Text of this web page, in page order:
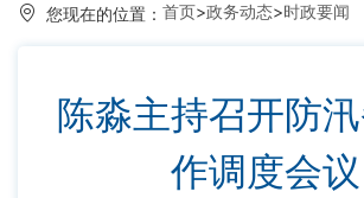
您现在的位置： 首页>政务动态>时政要闻
陈淼主持召开防
作调度会议